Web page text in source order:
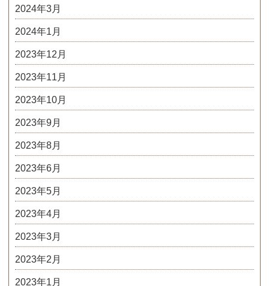
2024年3月
2024年1月
2023年12月
2023年11月
2023年10月
2023年9月
2023年8月
2023年6月
2023年5月
2023年4月
2023年3月
2023年2月
2023年1月